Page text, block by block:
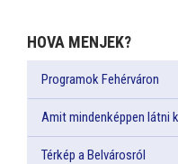
HOVA MENJEK?
Programok Fehérváron
Amit mindenképpen látni
Térkép a Belvárosról